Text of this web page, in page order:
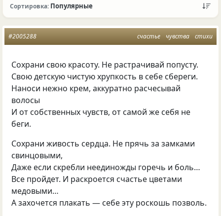
Сортировка: Популярные
счастье чувства стихи
#2005288
Сохрани свою красоту. Не растрачивай попусту.
Свою детскую чистую хрупкость в себе сбереги.
Наноси нежно крем, аккуратно расчесывай
волосы
И от собственных чувств, от самой же себя не
беги.
Сохрани живость сердца. Не прячь за замками
свинцовыми,
Даже если скребли неединожды горечь и боль…
Все пройдет. И раскроется счастье цветами
медовыми…
А захочется плакать — себе эту роскошь позволь.